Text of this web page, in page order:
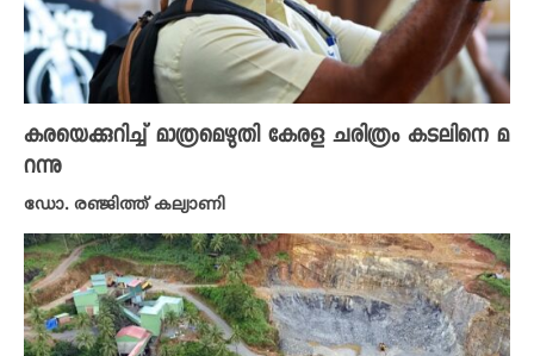
കരയെക്കുറിച്ച് മാത്രമെഴുതി കേരള ചരിത്രം കടലിനെ മ
റന്നു
ഡോ. രഞ്ജിത്ത് കല്യാണി